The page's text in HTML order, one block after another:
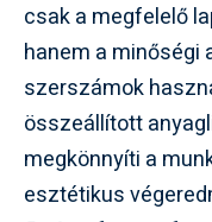
csak a megfelelő
hanem a minőségi
szerszámok
összeállított
megkönnyíti a
esztétikus